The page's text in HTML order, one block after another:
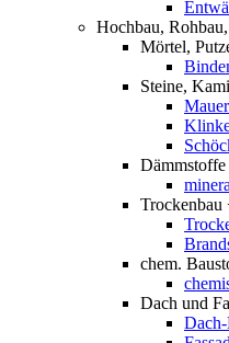
Hochbau,
Mörtel,
Steine,
Dämmstoffe
Trockenbau
chem.
Dach und